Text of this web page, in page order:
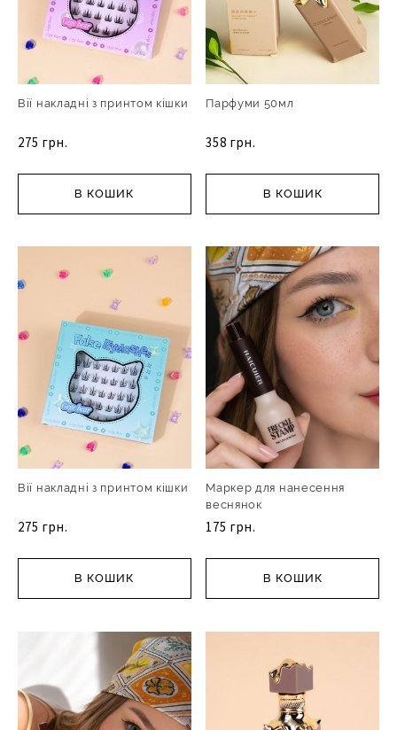
Вії накладні з принтом кішки
275 грн.
В КОШИК
Парфуми 50мл
358 грн.
В КОШИК
Вії накладні з принтом кішки
275 грн.
В КОШИК
Маркер для нанесення
веснянок
175 грн.
В КОШИК